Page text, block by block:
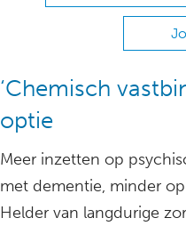
‘Chemisch
optie
Meer inzetten op
met dementie, minder
Helder van langdurige